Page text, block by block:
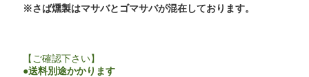
※さば燻製はマサバとゴマサバが混在しております。
【ご確認下さい】
●送料別途かかります